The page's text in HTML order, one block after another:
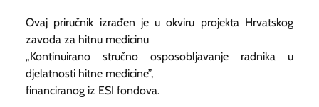
Ovaj priručnik izrađen je u okviru projekta Hrvatskog
zavoda za hitnu medicinu
„Kontinuirano stručno osposobljavanje radnika u
djelatnosti hitne medicine”,
financiranog iz ESI fondova.